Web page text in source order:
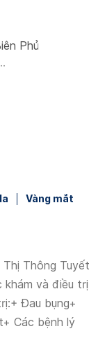
Phủ
Vàng mắt
Thông Tuyết
khám và điều trị
Đau bụng+
Các bệnh lý